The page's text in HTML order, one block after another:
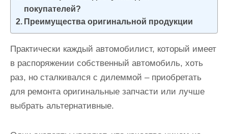
покупателей?
Преимущества оригинальной продукции
Практически каждый автомобилист, который имеет
в распоряжении собственный автомобиль, хоть
раз, но сталкивался с дилеммой – приобретать
для ремонта оригинальные запчасти или лучше
выбрать альтернативные.